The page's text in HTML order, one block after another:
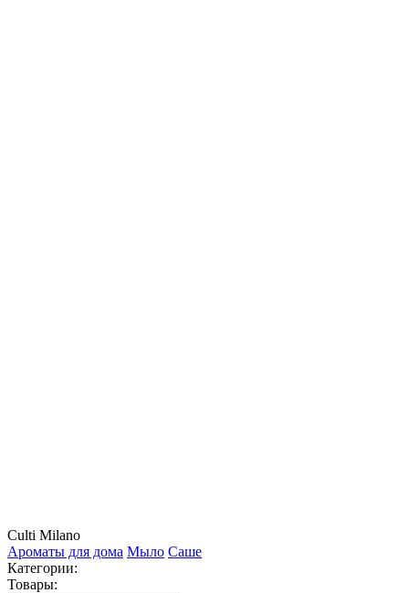
Culti Milano
Ароматы для дома Мыло Саше
Категории:
Товары: